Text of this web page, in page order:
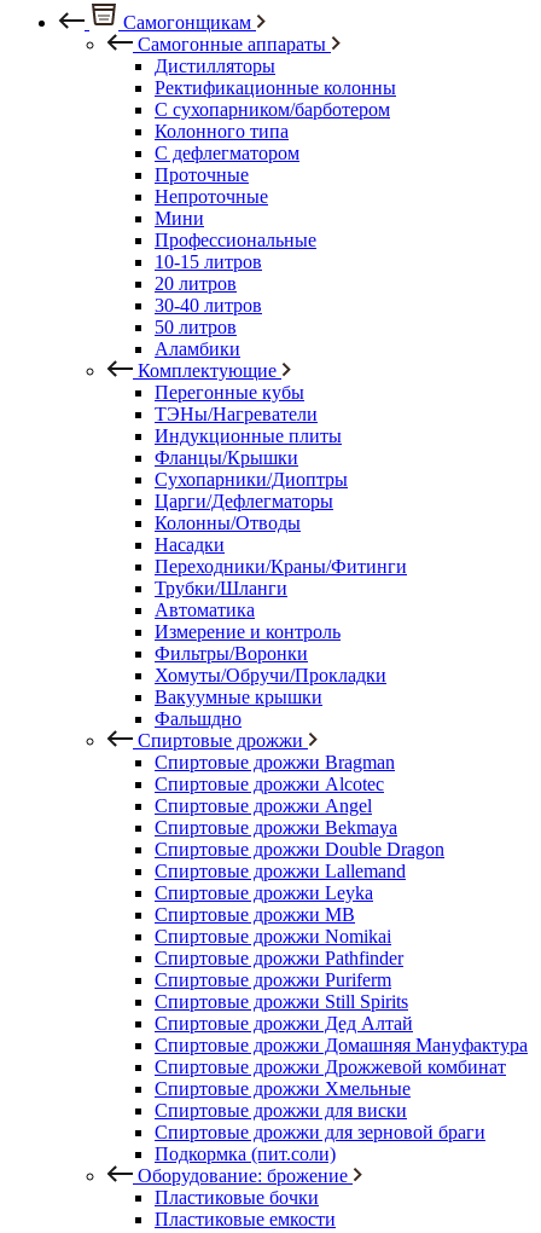
Самогонщикам
Самогонные аппараты
Дистилляторы
Ректификационные колонны
С сухопарником/барботером
Колонного типа
С дефлегматором
Проточные
Непроточные
Мини
Профессиональные
10-15 литров
20 литров
30-40 литров
50 литров
Аламбики
Комплектующие
Перегонные кубы
ТЭНы/Нагреватели
Индукционные плиты
Фланцы/Крышки
Сухопарники/Диоптры
Царги/Дефлегматоры
Колонны/Отводы
Насадки
Переходники/Краны/Фитинги
Трубки/Шланги
Автоматика
Измерение и контроль
Фильтры/Воронки
Хомуты/Обручи/Прокладки
Вакуумные крышки
Фальшдно
Спиртовые дрожжи
Спиртовые дрожжи Bragman
Спиртовые дрожжи Alcotec
Спиртовые дрожжи Angel
Спиртовые дрожжи Bekmaya
Спиртовые дрожжи Double Dragon
Спиртовые дрожжи Lallemand
Спиртовые дрожжи Leyka
Спиртовые дрожжи MB
Спиртовые дрожжи Nomikai
Спиртовые дрожжи Pathfinder
Спиртовые дрожжи Puriferm
Спиртовые дрожжи Still Spirits
Спиртовые дрожжи Дед Алтай
Спиртовые дрожжи Домашняя Мануфактура
Спиртовые дрожжи Дрожжевой комбинат
Спиртовые дрожжи Хмельные
Спиртовые дрожжи для виски
Спиртовые дрожжи для зерновой браги
Подкормка (пит.соли)
Оборудование: брожение
Пластиковые бочки
Пластиковые емкости